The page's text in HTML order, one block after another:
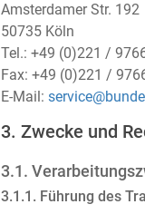
Amsterdamer Str. 192
50735 Köln
Tel.: +49 (0)221 /
Fax: +49 (0)221 /
E-Mail:
3. Zwecke und
3.1.
3.1.1. Führung des